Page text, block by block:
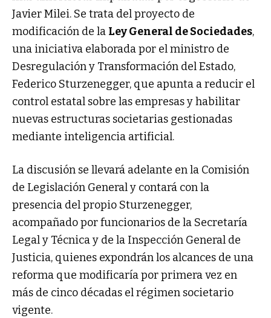
Javier Milei. Se trata del proyecto de
modificación de la Ley General de Sociedades,
una iniciativa elaborada por el ministro de
Desregulación y Transformación del Estado,
Federico Sturzenegger, que apunta a reducir el
control estatal sobre las empresas y habilitar
nuevas estructuras societarias gestionadas
mediante inteligencia artificial.
La discusión se llevará adelante en la Comisión
de Legislación General y contará con la
presencia del propio Sturzenegger,
acompañado por funcionarios de la Secretaría
Legal y Técnica y de la Inspección General de
Justicia, quienes expondrán los alcances de una
reforma que modificaría por primera vez en
más de cinco décadas el régimen societario
vigente.